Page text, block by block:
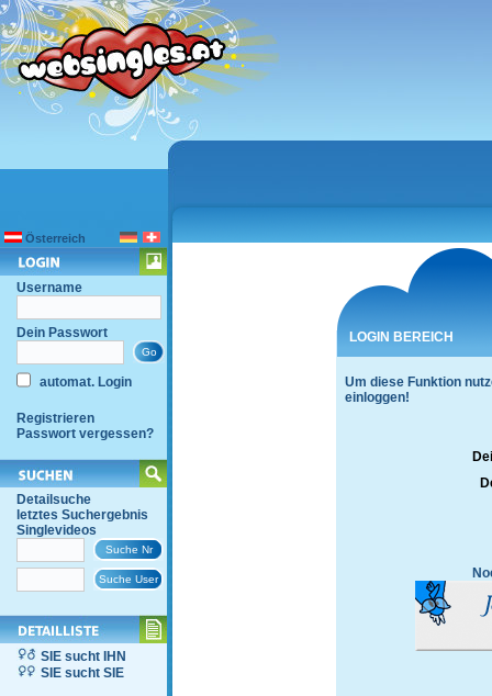
Österreich
Username
Dein Passwort
automat. Login
Registrieren
Passwort vergessen?
Detailsuche
letztes Suchergebnis
Singlevideos
SIE sucht IHN
SIE sucht SIE
LOGIN BEREICH
Um diese Funktion
einloggen!